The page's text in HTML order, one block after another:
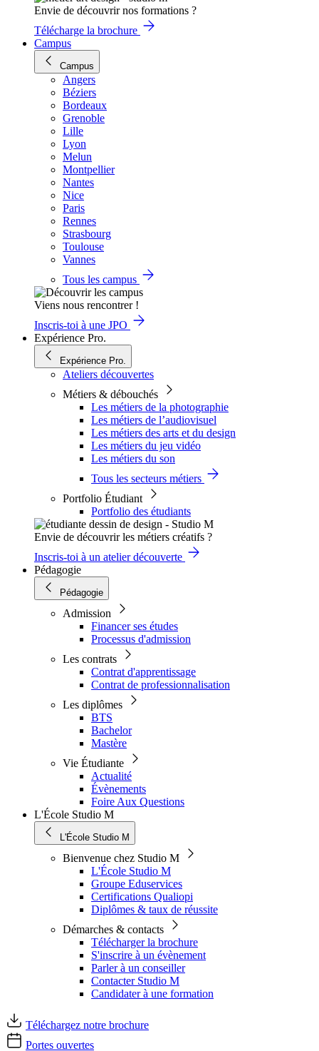
Envie de découvrir nos formations ?
Télécharge la brochure
Campus
Campus
Angers
Béziers
Bordeaux
Grenoble
Lille
Lyon
Melun
Montpellier
Nantes
Nice
Paris
Rennes
Strasbourg
Toulouse
Vannes
Tous les campus
Viens nous rencontrer !
Inscris-toi à une JPO
Expérience Pro.
Expérience Pro.
Ateliers découvertes
Métiers & débouchés
Les métiers de la photographie
Les métiers de l’audiovisuel
Les métiers des arts et du design
Les métiers du jeu vidéo
Les métiers du son
Tous les secteurs métiers
Portfolio Étudiant
Portfolio des étudiants
Envie de découvrir les métiers créatifs ?
Inscris-toi à un atelier découverte
Pédagogie
Pédagogie
Admission
Financer ses études
Processus d'admission
Les contrats
Contrat d'apprentissage
Contrat de professionnalisation
Les diplômes
BTS
Bachelor
Mastère
Vie Étudiante
Actualité
Évènements
Foire Aux Questions
L'École Studio M
L'École Studio M
Bienvenue chez Studio M
L'École Studio M
Groupe Eduservices
Certifications Qualiopi
Diplômes & taux de réussite
Démarches & contacts
Télécharger la brochure
S'inscrire à un évènement
Parler à un conseiller
Contacter Studio M
Candidater à une formation
Téléchargez notre brochure
Portes ouvertes